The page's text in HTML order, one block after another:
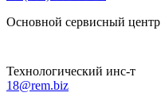
Основной сервисный центр
Технологический инс-т
18@rem.biz